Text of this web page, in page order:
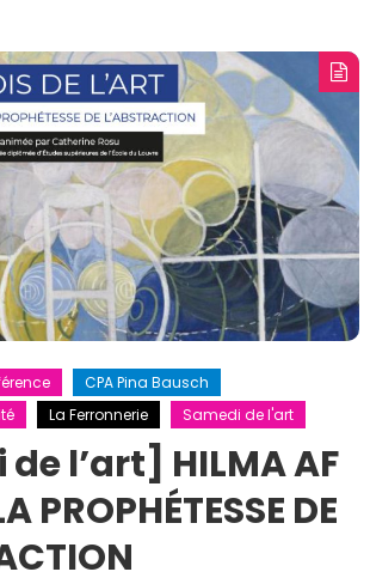
CPA Pina Bausch
La Ferronnerie Samedi de l'art
l’art] HILMA AF
PROPHÉTESSE DE